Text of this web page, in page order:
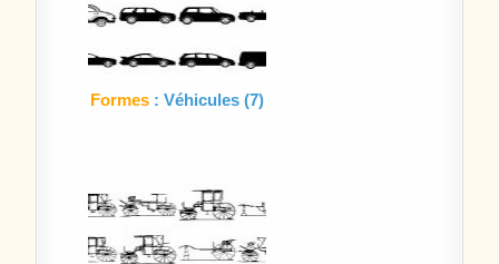
Formes : Véhicules (7)